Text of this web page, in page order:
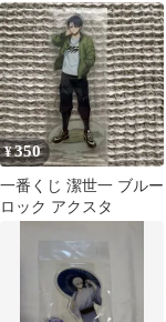
タ レーシングStyle
¥350
一番くじ 潔世一 ブルー
ロック アクスタ